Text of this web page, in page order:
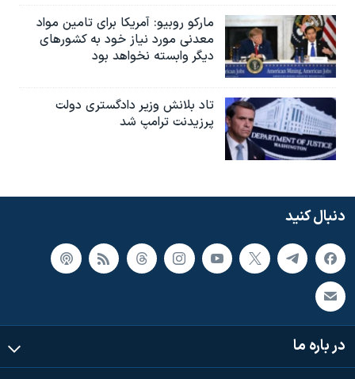
مارکو روبیو: آمریکا برای تامین مواد
معدنی مورد نیاز خود به کشورهای
دیگر وابسته نخواهد بود
تاد بلانش وزیر دادگستری دولت
پرزیدنت ترامپ شد
دنبال کنید
در باره ما